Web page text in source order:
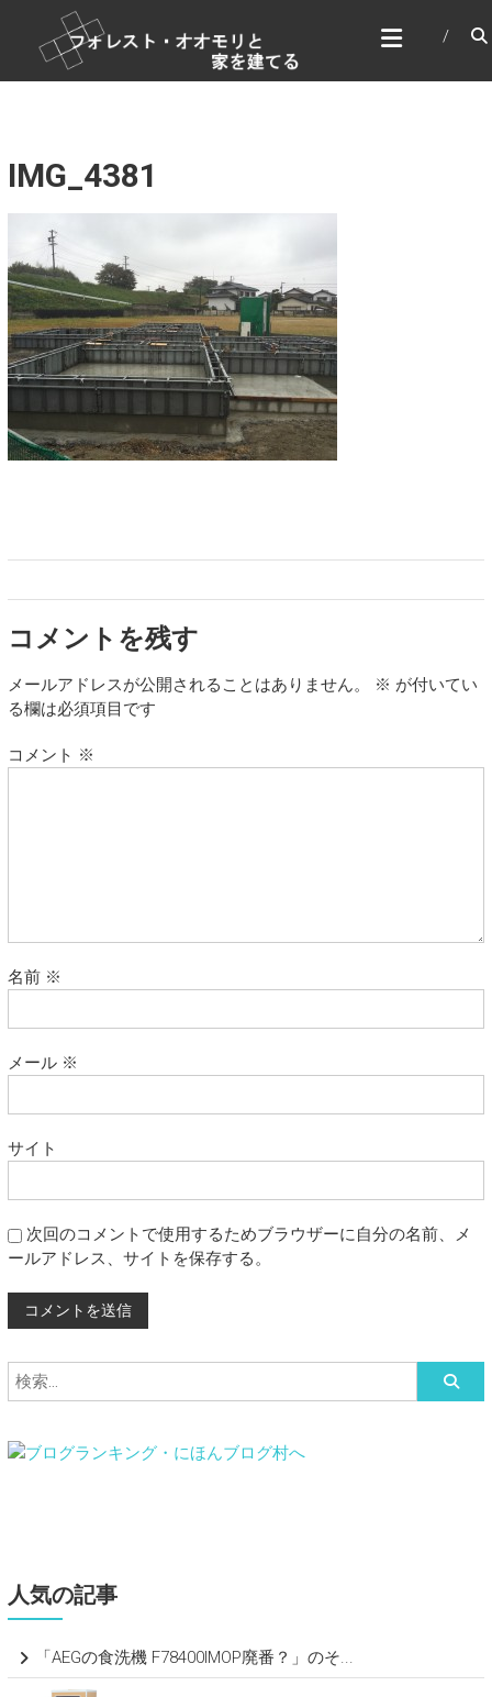
ン
フォレスト・オオモリと家
を建てる
家づくり＆DIY
IMG_4381
コメントを残す
メールアドレスが公開されることはありません。 ※ が付いてい
る欄は必須項目です
コメント ※
名前 ※
メール ※
サイト
次回のコメントで使用するためブラウザーに自分の名前、メ
ールアドレス、サイトを保存する。
人気の記事
「AEGの食洗機 F78400IMOP廃番？」のそ...